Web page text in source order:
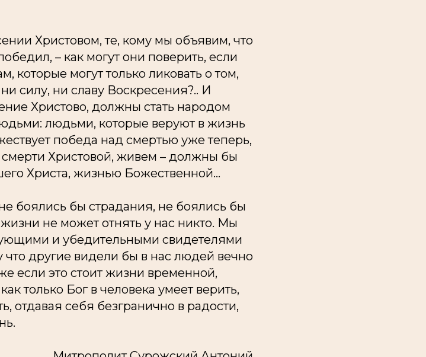
Христовом, те, кому мы объявим, что
– как могут они поверить, если
могут только ликовать о том,
силу, ни славу Воскресения?.. И
Христово, должны стать народом
людьми, которые веруют в жизнь
победа над смертью уже теперь,
Христовой, живем – должны бы
Христа, жизнью Божественной...
боялись бы страдания, не боялись бы
жизни не может отнять у нас никто. Мы
и убедительными свидетелями
что другие видели бы в нас людей вечно
если это стоит жизни временной,
только Бог в человека умеет верить,
отдавая себя безгранично в радости,